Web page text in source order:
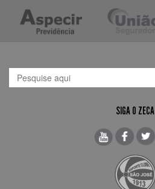
SIGA O ZECA